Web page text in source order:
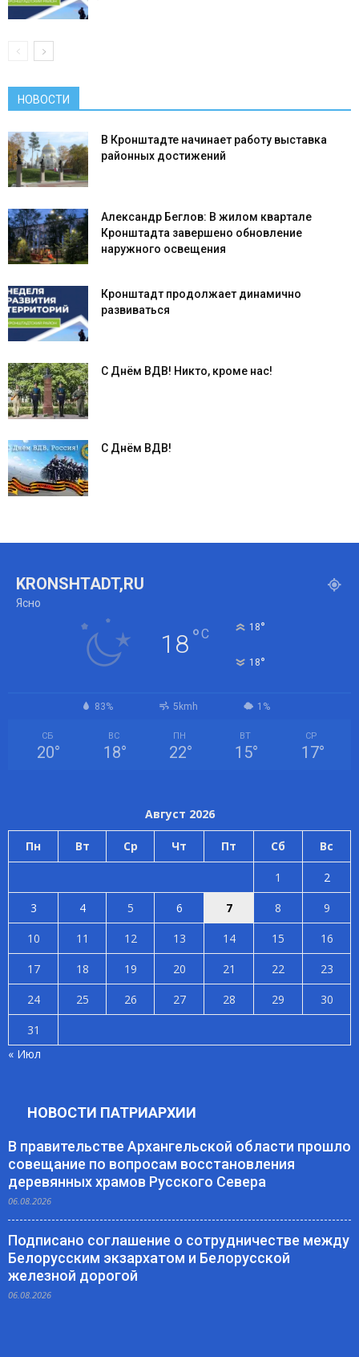
НОВОСТИ
В Кронштадте начинает работу выставка
районных достижений
Александр Беглов: В жилом квартале
Кронштадта завершено обновление
наружного освещения
Кронштадт продолжает динамично
развиваться
С Днём ВДВ! Никто, кроме нас!
С Днём ВДВ!
KRONSHTADT,RU
Ясно
18°C 18°
18°
83% 5kmh 1%
СБ
20°
ВС
18°
ПН
22°
ВТ
15°
СР
17°
Август 2026
Пн Вт Ср Чт Пт Сб Вс
1
2
3
4 5 6 7 8
9
10
11 12 13 14 15
16
17
18 19 20 21 22
23
24
25 26 27 28 29
30
31
« Июл
НОВОСТИ ПАТРИАРХИИ
В правительстве Архангельской области прошло
совещание по вопросам восстановления
деревянных храмов Русского Севера
06.08.2026
Подписано соглашение о сотрудничестве между
Белорусским экзархатом и Белорусской
железной дорогой
06.08.2026